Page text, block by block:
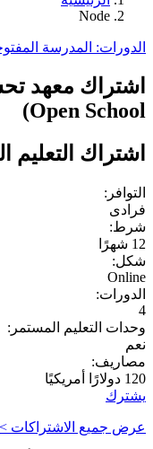
Node
الدورات: المدرسة
Open School)
اشتراك التعليم
التوافر:
فرادى
شرط:
12 شهرًا
شكل:
Online
الدورات:
4
وحدات التعليم المستمر:
نعم
مصاريف:
120 دولارًا أمريكيًا
يشترك
عرض جميع الاشتراكات >